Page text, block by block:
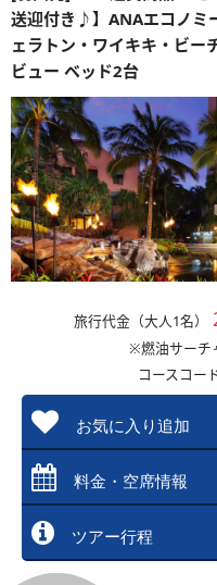
送迎付き♪】ANAエコノミ
ェラトン・ワイキキ・ビー
ビュー ベッド2台
旅行代金（大人1名）
※燃油サーチ
コースコー
お気に入り追加
料金・空席情報
ツアー行程